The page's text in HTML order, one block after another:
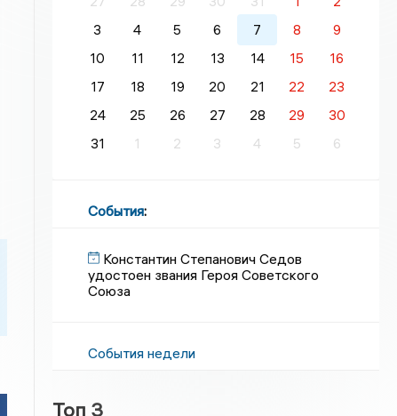
3
4 5 6 7 8
9
10
11 12 13 14 15
16
17
18 19 20 21 22
23
24
25 26 27 28 29
30
31
1 2 3 4 5 6
События:
Константин Степанович Седов
удостоен звания Героя Советского
Союза
События недели
Топ 3